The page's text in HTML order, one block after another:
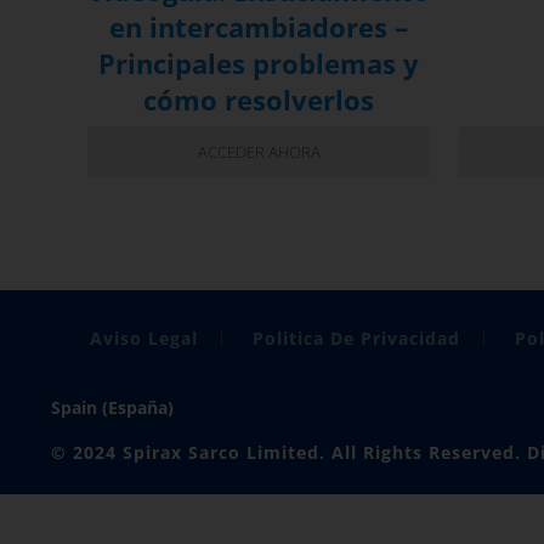
en intercambiadores –
Principales problemas y
cómo resolverlos
ACCEDER AHORA
Aviso Legal Politica De Privacidad
Spain (España)
© 2024 Spirax Sarco Limited. All Rights Reserved.